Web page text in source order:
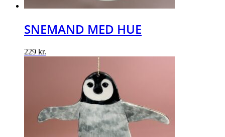
SNEMAND MED HUE
229 kr.